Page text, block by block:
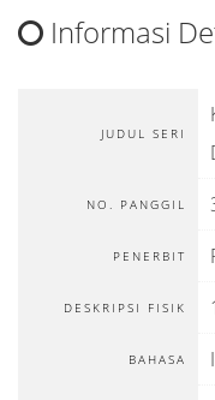
Informasi
JUDUL SERI
NO. PANGGIL
PENERBIT
DESKRIPSI FISIK
BAHASA